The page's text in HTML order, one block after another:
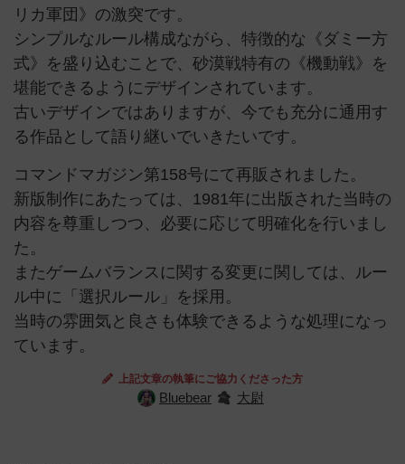
リカ軍団》の激突です。
シンプルなルール構成ながら、特徴的な《ダミー方
式》を盛り込むことで、砂漠戦特有の《機動戦》を
堪能できるようにデザインされています。
古いデザインではありますが、今でも充分に通用す
る作品として語り継いでいきたいです。
コマンドマガジン第158号にて再販されました。
新版制作にあたっては、1981年に出版された当時の
内容を尊重しつつ、必要に応じて明確化を行いまし
た。
またゲームバランスに関する変更に関しては、ルー
ル中に「選択ルール」を採用。
当時の雰囲気と良さも体験できるような処理になっ
ています。
上記文章の執筆にご協力くださった方
Bluebear 大尉